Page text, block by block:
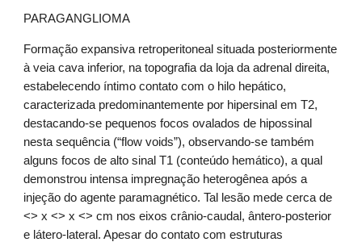
PARAGANGLIOMA
Formação expansiva retroperitoneal situada posteriormente
à veia cava inferior, na topografia da loja da adrenal direita,
estabelecendo íntimo contato com o hilo hepático,
caracterizada predominantemente por hipersinal em T2,
destacando-se pequenos focos ovalados de hipossinal
nesta sequência (“flow voids”), observando-se também
alguns focos de alto sinal T1 (conteúdo hemático), a qual
demonstrou intensa impregnação heterogênea após a
injeção do agente paramagnético. Tal lesão mede cerca de
<> x <> x <> cm nos eixos crânio-caudal, ântero-posterior
e látero-lateral. Apesar do contato com estruturas